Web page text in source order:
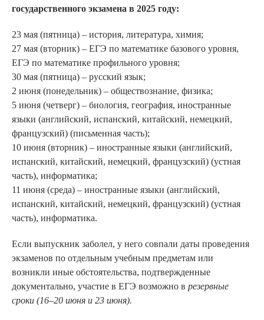
государственного экзамена в 2025 году:
23 мая (пятница) – история, литература, химия;
27 мая (вторник) – ЕГЭ по математике базового уровня,
ЕГЭ по математике профильного уровня;
30 мая (пятница) – русский язык;
2 июня (понедельник) – обществознание, физика;
5 июня (четверг) – биология, география, иностранные
языки (английский, испанский, китайский, немецкий,
французский) (письменная часть);
10 июня (вторник) – иностранные языки (английский,
испанский, китайский, немецкий, французский) (устная
часть), информатика;
11 июня (среда) – иностранные языки (английский,
испанский, китайский, немецкий, французский) (устная
часть), информатика.
Если выпускник заболел, у него совпали даты проведения
экзаменов по отдельным учебным предметам или
возникли иные обстоятельства, подтвержденные
документально, участие в ЕГЭ возможно в резервные
сроки (16–20 июня и 23 июня).